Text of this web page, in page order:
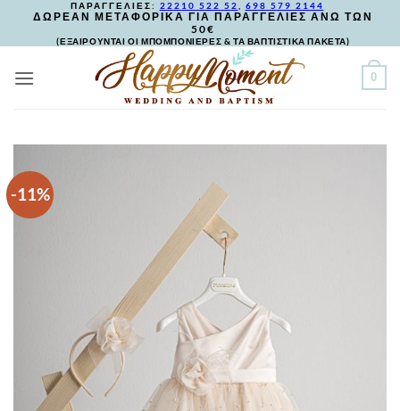
ΠΑΡΑΓΓΕΛΙΕΣ: 22210 522 52 698 579 2144
ΔΩΡΕΑΝ ΜΕΤΑΦΟΡΙΚΑ ΓΙΑ ΠΑΡΑΓΓΕΛΙΕΣ ΑΝΩ ΤΩΝ
50€
(ΕΞΑΙΡΟΥΝΤΑΙ ΟΙ ΜΠΟΜΠΟΝΙΕΡΕΣ & ΤΑ ΒΑΠΤΙΣΤΙΚΑ ΠΑΚΕΤΑ)
0
-11%